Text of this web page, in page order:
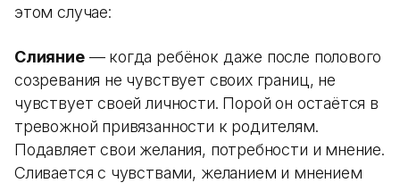
этом случае:
Слияние— когда ребёнок даже после полового
созревания не чувствует своих границ, не
чувствует своей личности. Порой он остаётся в
тревожной привязанности к родителям.
Подавляет свои желания, потребности и мнение.
Сливается с чувствами, желанием и мнением